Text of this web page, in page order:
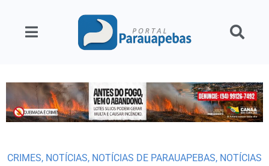
CRIMES, NOTÍCIAS, NOTÍCIAS DE PARAUAPEBAS, NOTÍCIAS